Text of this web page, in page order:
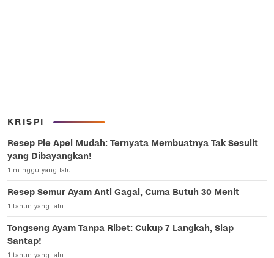
KRISPI
Resep Pie Apel Mudah: Ternyata Membuatnya Tak Sesulit
yang Dibayangkan!
1 minggu yang lalu
Resep Semur Ayam Anti Gagal, Cuma Butuh 30 Menit
1 tahun yang lalu
Tongseng Ayam Tanpa Ribet: Cukup 7 Langkah, Siap
Santap!
1 tahun yang lalu